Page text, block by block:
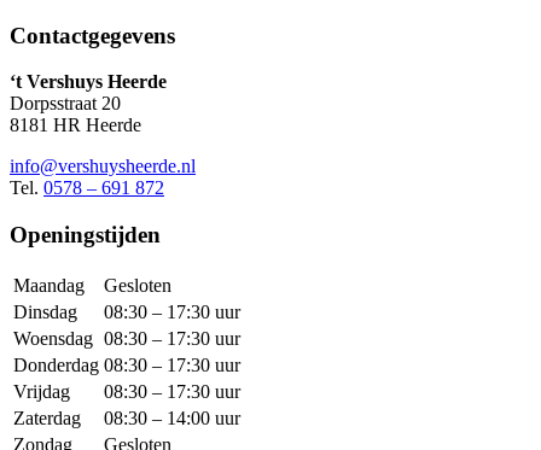
Contactgegevens
‘t Vershuys Heerde
Dorpsstraat 20
8181 HR Heerde
info@vershuysheerde.nl
Tel. 0578 – 691 872
Openingstijden
Maandag
Gesloten
Dinsdag
08:30 – 17:30 uur
Woensdag 08:30 – 17:30 uur
Donderdag 08:30 – 17:30 uur
Vrijdag
08:30 – 17:30 uur
Zaterdag
08:30 – 14:00 uur
Zondag
Gesloten